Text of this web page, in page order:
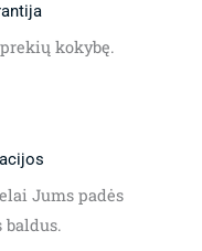
kokybę.
Jums padės